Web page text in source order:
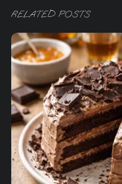
RELATED POSTS